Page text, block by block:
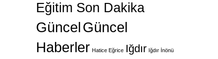
Eğitim Son Dakika
GüncelGüncel
Haberler Hatice Eğrice Iğdır Iğdır İnönü